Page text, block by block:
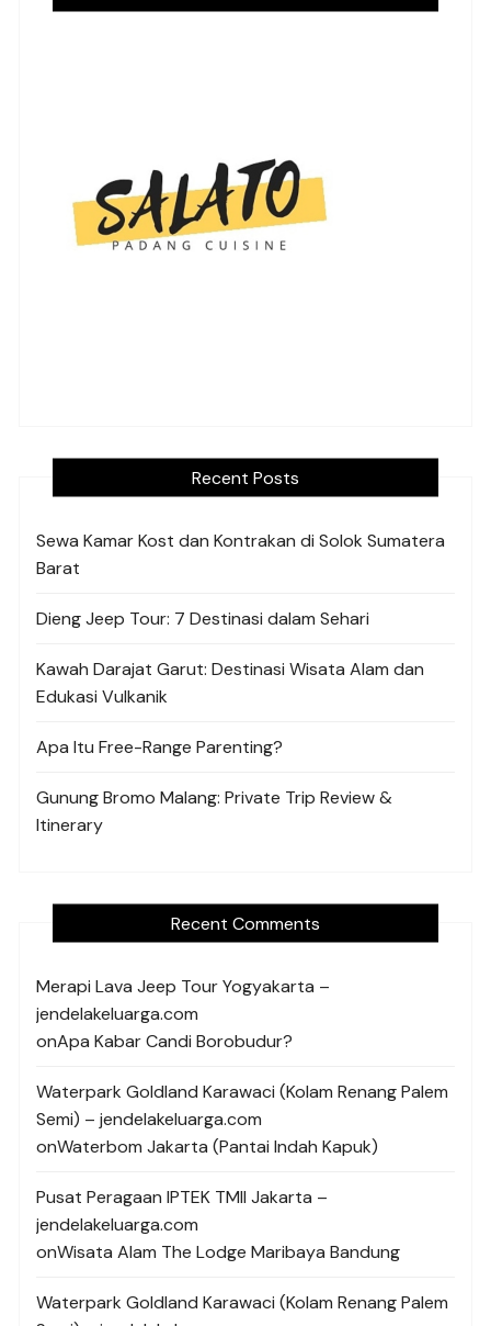
Recent Posts
Sewa Kamar Kost dan Kontrakan di Solok Sumatera
Barat
Dieng Jeep Tour: 7 Destinasi dalam Sehari
Kawah Darajat Garut: Destinasi Wisata Alam dan
Edukasi Vulkanik
Apa Itu Free-Range Parenting?
Gunung Bromo Malang: Private Trip Review &
Itinerary
Recent Comments
Merapi Lava Jeep Tour Yogyakarta –
jendelakeluarga.com
onApa Kabar Candi Borobudur?
Waterpark Goldland Karawaci (Kolam Renang Palem
Semi) – jendelakeluarga.com
onWaterbom Jakarta (Pantai Indah Kapuk)
Pusat Peragaan IPTEK TMII Jakarta –
jendelakeluarga.com
onWisata Alam The Lodge Maribaya Bandung
Waterpark Goldland Karawaci (Kolam Renang Palem